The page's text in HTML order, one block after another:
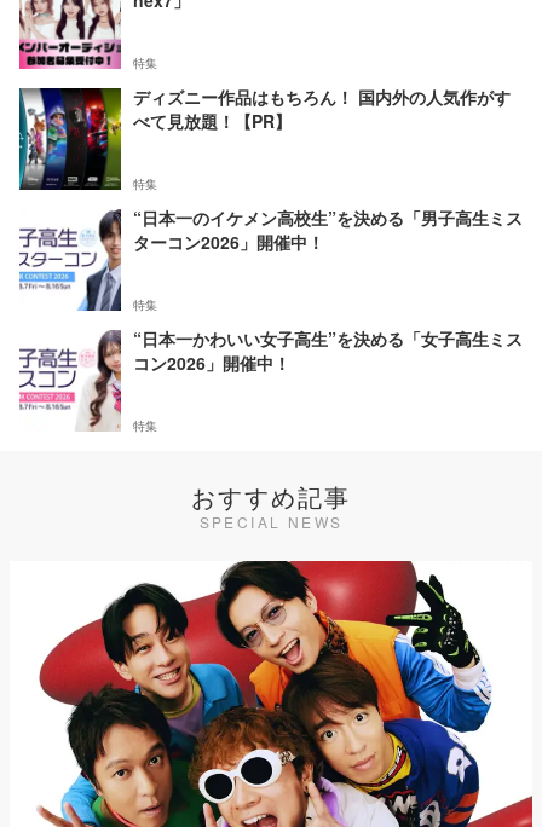
特集
ディズニー作品はもちろん！ 国内外の人気作がす
べて見放題！【PR】
特集
“日本一のイケメン高校生”を決める「男子高生ミス
ターコン2026」開催中！
特集
“日本一かわいい女子高生”を決める「女子高生ミス
コン2026」開催中！
特集
おすすめ記事
SPECIAL NEWS